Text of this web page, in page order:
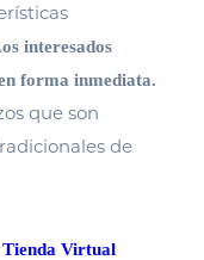
interesados
forma inmediata.
que son
de
Tienda Virtual